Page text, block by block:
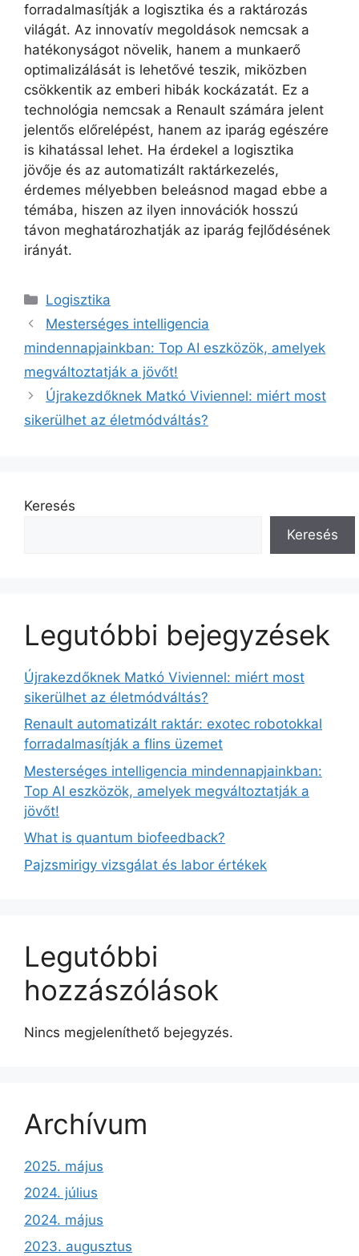
forradalmasítják a logisztika és a raktározás
világát. Az innovatív megoldások nemcsak a
hatékonyságot növelik, hanem a munkaerő
optimalizálását is lehetővé teszik, miközben
csökkentik az emberi hibák kockázatát. Ez a
technológia nemcsak a Renault számára jelent
jelentős előrelépést, hanem az iparág egészére
is kihatással lehet. Ha érdekel a logisztika
jövője és az automatizált raktárkezelés,
érdemes mélyebben beleásnod magad ebbe a
témába, hiszen az ilyen innovációk hosszú
távon meghatározhatják az iparág fejlődésének
irányát.
Kategória
Logisztika
Mesterséges intelligencia
mindennapjainkban: Top AI eszközök, amelyek
megváltoztatják a jövőt!
Újrakezdőknek Matkó Viviennel: miért most
sikerülhet az életmódváltás?
Keresés
Keresés
Legutóbbi bejegyzések
Újrakezdőknek Matkó Viviennel: miért most
sikerülhet az életmódváltás?
Renault automatizált raktár: exotec robotokkal
forradalmasítják a flins üzemet
Mesterséges intelligencia mindennapjainkban:
Top AI eszközök, amelyek megváltoztatják a
jövőt!
What is quantum biofeedback?
Pajzsmirigy vizsgálat és labor értékek
Legutóbbi
hozzászólások
Nincs megjeleníthető bejegyzés.
Archívum
2025. május
2024. július
2024. május
2023. augusztus